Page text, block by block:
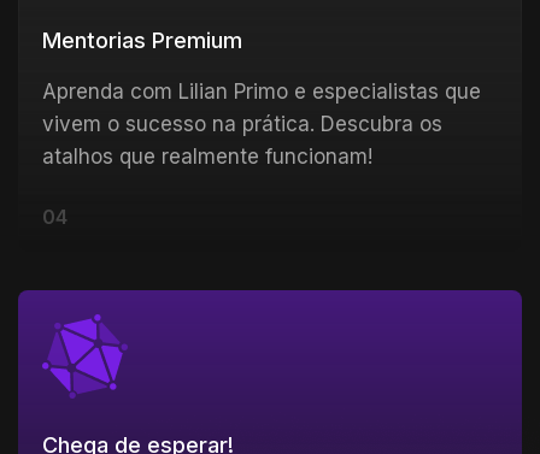
Mentorias Premium
Aprenda com Lilian Primo e especialistas que
vivem o sucesso na prática. Descubra os
atalhos que realmente funcionam!
04
Chega de esperar!